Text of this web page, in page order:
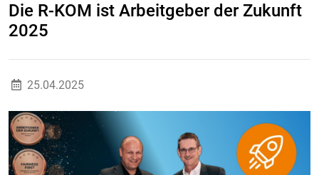
Die R-KOM ist Arbeitgeber der Zukunft
2025
25.04.2025